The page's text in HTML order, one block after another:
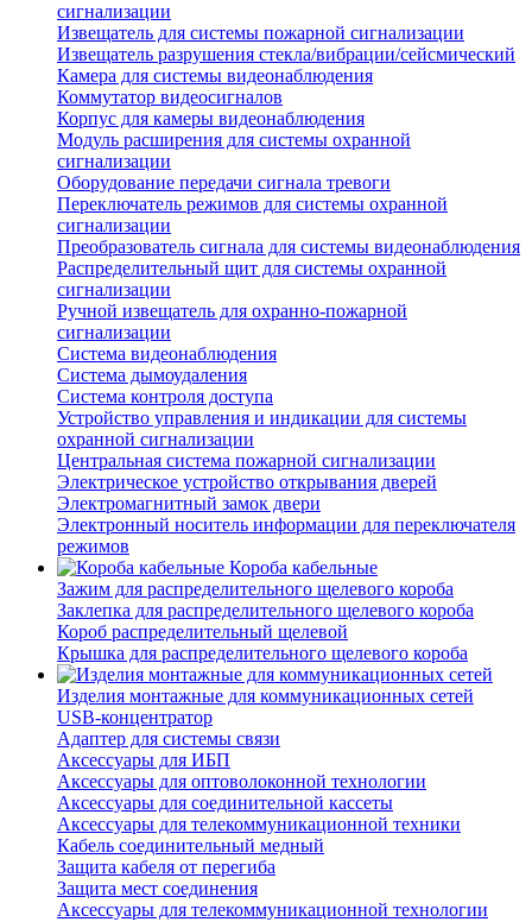
сигнализации
Извещатель для системы пожарной сигнализации
Извещатель разрушения стекла/вибрации/сейсмический
Камера для системы видеонаблюдения
Коммутатор видеосигналов
Корпус для камеры видеонаблюдения
Модуль расширения для системы охранной
сигнализации
Оборудование передачи сигнала тревоги
Переключатель режимов для системы охранной
сигнализации
Преобразователь сигнала для системы видеонаблюдения
Распределительный щит для системы охранной
сигнализации
Ручной извещатель для охранно-пожарной
сигнализации
Система видеонаблюдения
Система дымоудаления
Система контроля доступа
Устройство управления и индикации для системы
охранной сигнализации
Центральная система пожарной сигнализации
Электрическое устройство открывания дверей
Электромагнитный замок двери
Электронный носитель информации для переключателя
режимов
Короба кабельные
Зажим для распределительного щелевого короба
Заклепка для распределительного щелевого короба
Короб распределительный щелевой
Крышка для распределительного щелевого короба
Изделия монтажные для коммуникационных сетей
USB-концентратор
Адаптер для системы связи
Аксессуары для ИБП
Аксессуары для оптоволоконной технологии
Аксессуары для соединительной кассеты
Аксессуары для телекоммуникационной техники
Кабель соединительный медный
Защита кабеля от перегиба
Защита мест соединения
Аксессуары для телекоммуникационной технологии